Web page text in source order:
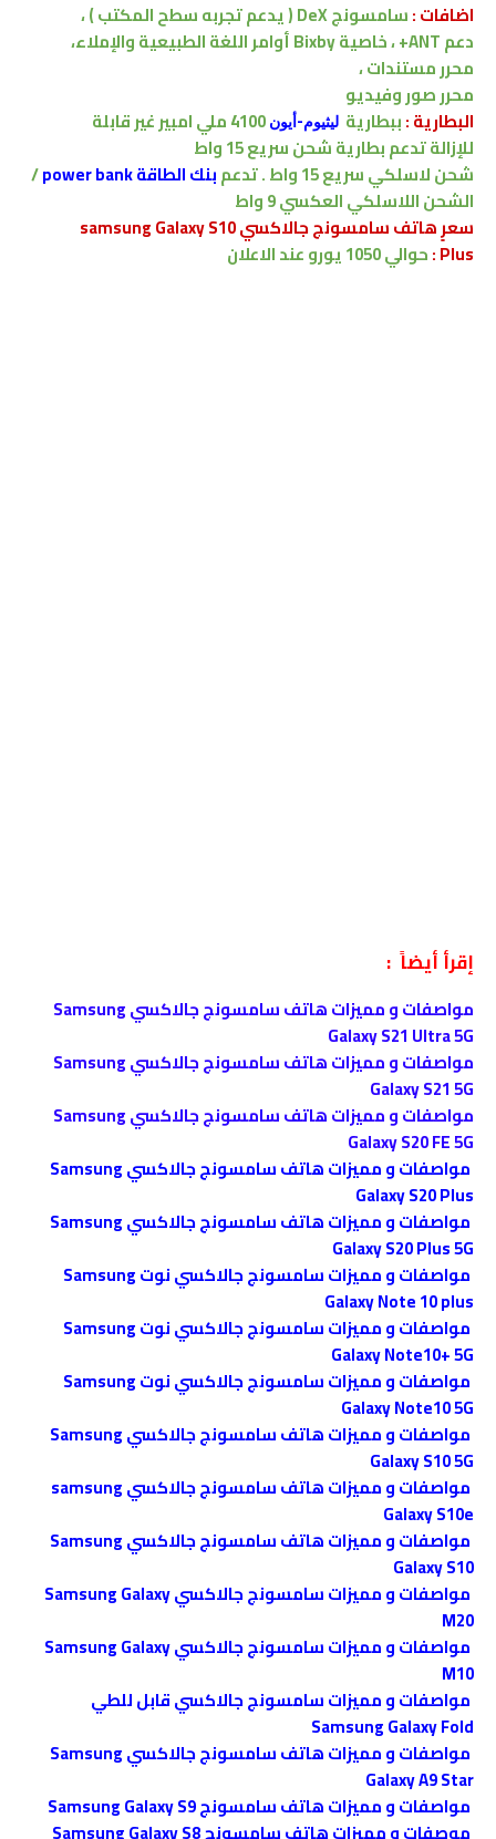
اضافات :سامسونج DeX ( يدعم تجربه سطح المكتب ) ،
دعم ANT+ ، خاصية Bixby أوامر اللغة الطبيعية والإملاء
،
محرر مستندات ،
محرر صور وفيديو
البطارية :ببطارية ليثيوم-أيون 4100ملي امبيرغير قابلة
للإزالةتدعمبطارية شحن سريع 15
واط
شحن لاسلكي سريع 15 واط .
تدعمبنك الطاقة power bank
/
الشحن اللاسلكي العكسي 9 واط
سعرٍ هاتف سامسونج جالاكسي samsung Galaxy S10
Plus : حوالي 1050 يورو عند الاعلان
إقرأ أيضاً :
مواصفات و مميزات هاتف سامسونج جالاكسي Samsung
Galaxy S21 Ultra 5G
مواصفات و مميزات هاتف سامسونج جالاكسي Samsung
Galaxy S21 5G
مواصفات و مميزات هاتف سامسونج جالاكسي Samsung
Galaxy S20 FE 5G
مواصفات و مميزات هاتف سامسونج جالاكسي Samsung
Galaxy S20 Plus
مواصفات و مميزات هاتف سامسونج جالاكسي Samsung
Galaxy S20 Plus 5G
مواصفات و مميزات سامسونج جالاكسي نوت Samsung
Galaxy Note 10 plus
مواصفات و مميزات سامسونج جالاكسي نوت Samsung
Galaxy Note10+ 5G
مواصفات و مميزات سامسونج جالاكسي نوت Samsung
Galaxy Note10 5G
مواصفات و مميزات هاتف سامسونج جالاكسي Samsung
Galaxy S10 5G
مواصفات و مميزات هاتف سامسونج جالاكسي samsung
Galaxy S10e
مواصفات و مميزات هاتف سامسونج جالاكسي Samsung
Galaxy S10
مواصفات و مميزات سامسونج جالاكسي Samsung Galaxy
M20
مواصفات و مميزات سامسونج جالاكسي Samsung Galaxy
M10
مواصفات و مميزات سامسونج جالاكسي قابل للطي
Samsung Galaxy Fold
مواصفات و مميزات هاتف سامسونج جالاكسي Samsung
Galaxy A9 Star
مواصفات و مميزات هاتف سامسونج Samsung Galaxy S9
موصفات و مميزات هاتف سامسونج Samsung Galaxy S8